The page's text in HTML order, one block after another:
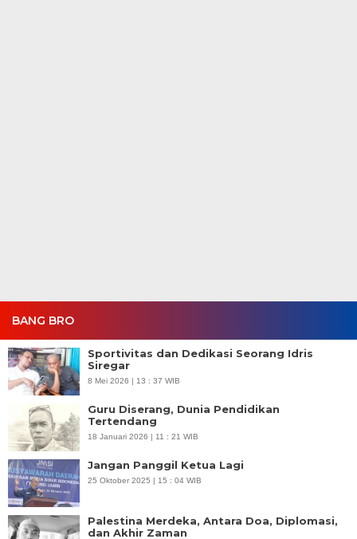
BANG BRO
Sportivitas dan Dedikasi Seorang Idris
Siregar
8 Mei 2026 | 13 : 37 WIB
Guru Diserang, Dunia Pendidikan
Tertendang
18 Januari 2026 | 11 : 21 WIB
Jangan Panggil Ketua Lagi
25 Oktober 2025 | 15 : 04 WIB
Palestina Merdeka, Antara Doa, Diplomasi,
dan Akhir Zaman